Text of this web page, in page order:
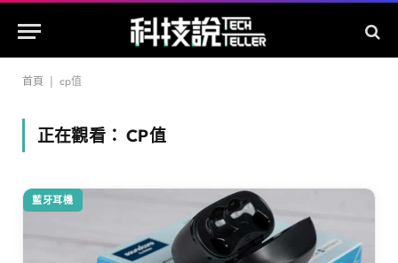
首頁 cp值
正在觀看：CP值
藍牙耳機